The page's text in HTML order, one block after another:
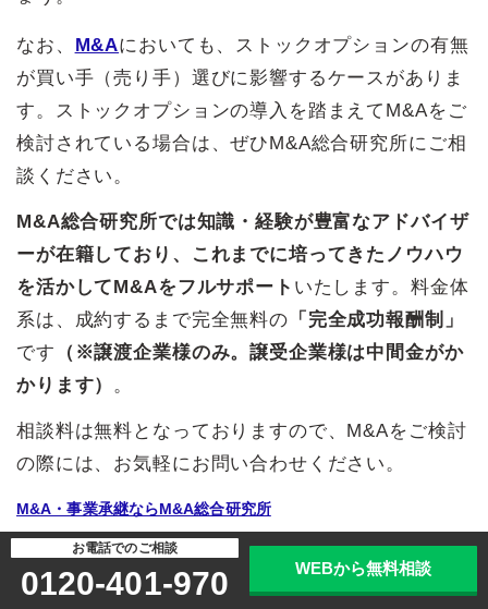
なお、 M&Aにおいても、ストックオプションの有無
が買い手（売り手）選びに影響するケースがありま
す。ストックオプションの導入を踏まえてM&Aをご
検討されている場合は、ぜひM&A総合研究所にご相
談ください。
M&A総合研究所では知識・経験が豊富なアドバイザ
ーが在籍しており、これまでに培ってきたノウハウ
を活かしてM&Aをフルサポート いたします。料金体
系は、成約するまで完全無料の 「完全成功報酬制」
です （※譲渡企業様のみ。譲受企業様は中間金がか
かります） 。
相談料は無料となっておりますので、M&Aをご検討
の際には、お気軽にお問い合わせください。
M&A・事業承継ならM&A総合研究所
電話で無料相談
0120-401-970
WEBで無料相談
M&Aのプロに相談する
お電話でのご相談
0120-401-970 WEBから無料相談